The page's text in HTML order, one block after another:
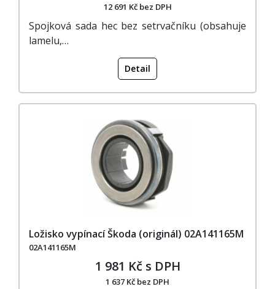
12 691 Kč bez DPH
Spojková sada hec bez setrvačníku (obsahuje
lamelu,…
Detail
Ložisko vypínací Škoda (originál) 02A141165M
02A141165M
1 981 Kč s DPH
1 637 Kč bez DPH